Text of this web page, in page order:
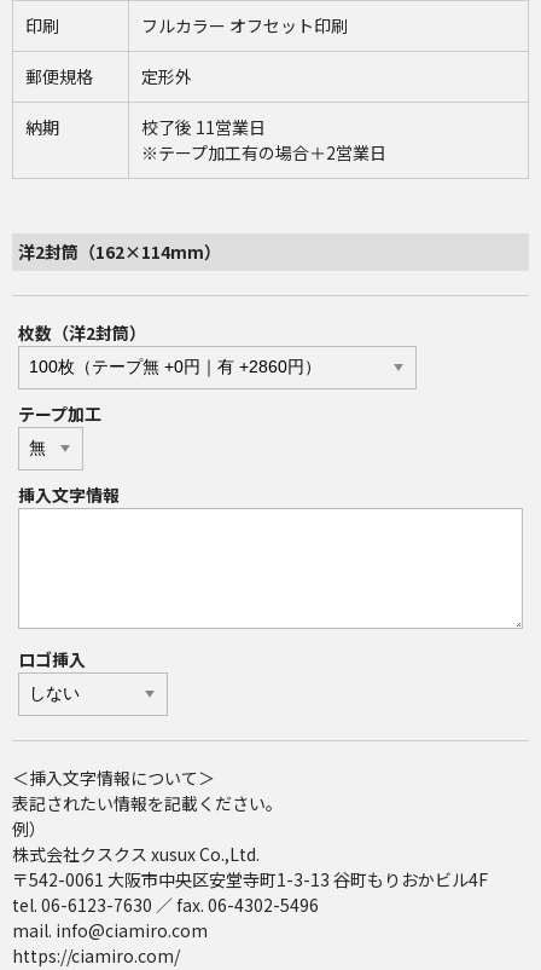
印刷 フルカラー オフセット印刷
郵便規格 定形外
納期
校了後 11営業日
※テープ加工有の場合＋2営業日
洋2封筒（162×114mm）
枚数（洋2封筒）
テープ加工
挿入文字情報
ロゴ挿入
＜挿入文字情報について＞
表記されたい情報を記載ください。
例）
株式会社クスクス xusux Co.,Ltd.
〒542-0061 大阪市中央区安堂寺町1-3-13 谷町もりおかビル4F
tel. 06-6123-7630 ／ fax. 06-4302-5496
mail. info@ciamiro.com
https://ciamiro.com/